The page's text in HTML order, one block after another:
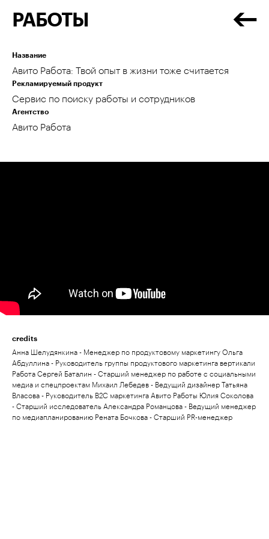
РАБОТЫ
Название
Авито Работа: Твой опыт в жизни тоже считается
Рекламируемый продукт
Сервис по поиску работы и сотрудников
Агентство
Авито Работа
credits
Анна Шелудянкина - Менеджер по продуктовому маркетингу Ольга
Абдуллина - Руководитель группы продуктового маркетинга вертикали
Работа Сергей Баталин - Старший менеджер по работе с социальными
медиа и спецпроектам Михаил Лебедев - Ведущий дизайнер Татьяна
Власова - Руководитель B2C маркетинга Авито Работы Юлия Соколова
- Старший исследователь Александра Романцова - Ведущий менеджер
по медиапланированию Рената Бочкова - Старший PR-менеджер